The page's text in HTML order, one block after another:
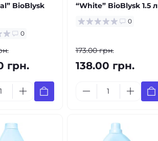
BioBlysk
0
грн.
“White” BioBlysk 1.5 л
0
173.00 грн.
138.00 грн.